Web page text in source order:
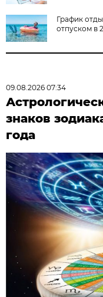
График
отпуском в
09.08.2026 07:34
знаков
года